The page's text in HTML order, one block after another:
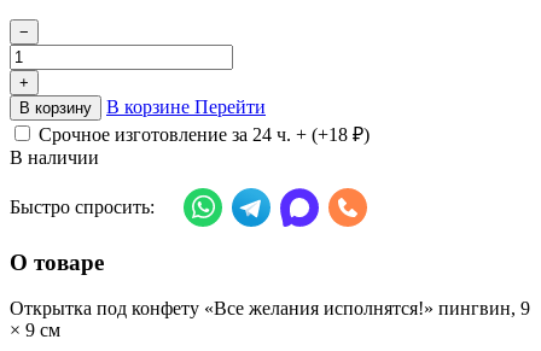
−
+
В корзину
В корзине Перейти
Срочное изготовление за 24 ч. + (+18 ₽)
В наличии
Быстро спросить:
О товаре
Открытка под конфету «Все желания исполнятся!» пингвин, 9
× 9 см